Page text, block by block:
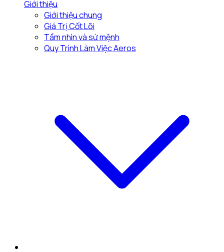
Giới thiệu
Giới thiệu chung
Giá Trị Cốt Lõi
Tầm nhìn và sứ mệnh
Quy Trình Làm Việc Aeros